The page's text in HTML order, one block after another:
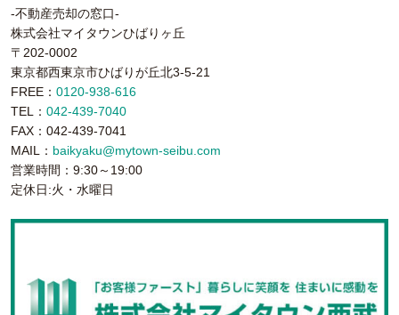
-不動産売却の窓口-
株式会社マイタウンひばりヶ丘
〒202-0002
東京都西東京市ひばりが丘北3-5-21
FREE： 0120-938-616
TEL： 042-439-7040
FAX：042-439-7041
MAIL： baikyaku@mytown-seibu.com
営業時間：9:30～19:00
定休日:火・水曜日